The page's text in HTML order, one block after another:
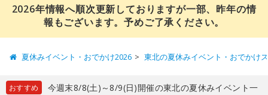
2026年情報へ順次更新しておりますが一部、昨年の情
報もございます。予めご了承ください。
夏休みイベント・おでかけ2026 東北の夏休みイベント・おでかけ
おすすめ
今週末8/8(土)～8/9(日)開催の東北の夏休みイベント一